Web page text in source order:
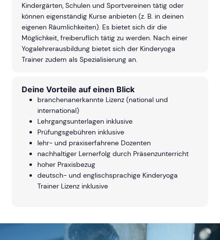
Kindergärten, Schulen und Sportvereinen tätig oder
können eigenständig Kurse anbieten (z. B. in deinen
eigenen Räumlichkeiten). Es bietet sich dir die
Möglichkeit, freiberuflich tätig zu werden. Nach einer
Yogalehrerausbildung bietet sich der Kinderyoga
Trainer zudem als Spezialisierung an.
Deine Vorteile auf einen Blick
branchenanerkannte Lizenz (national und
international)
Lehrgangsunterlagen inklusive
Prüfungsgebühren inklusive
lehr- und praxiserfahrene Dozenten
nachhaltiger Lernerfolg durch Präsenzunterricht
hoher Praxisbezug
deutsch- und englischsprachige Kinderyoga
Trainer Lizenz inklusive